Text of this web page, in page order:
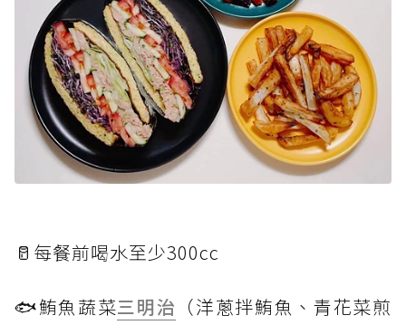
🥛每餐前喝水至少300cc
🐟鮪魚蔬菜三明治 （洋蔥拌鮪魚、青花菜煎